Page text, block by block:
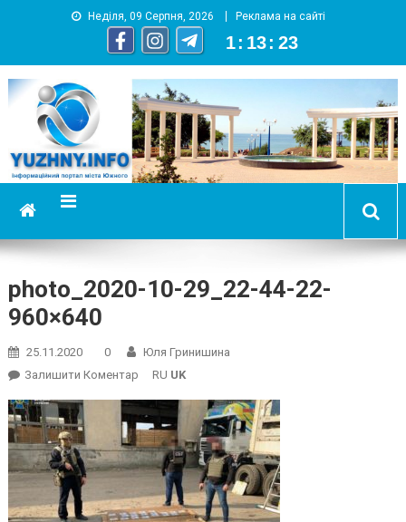
Неділя, 09 Серпня, 2026 Реклама на сайті
1 : 13 : 24
YUZHNY.INFO
информационный портал города Южный
photo_2020-10-29_22-44-22-
960×640
25.11.2020 0
Юля Гринишина
Залишити КоментарOn
10-
29_22-
44-
22-
960×640
RU UK